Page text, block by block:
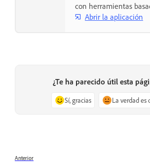
con herramientas
Abrir la aplicación
¿Te ha parecido útil esta
Sí, gracias La verdad es
Anterior